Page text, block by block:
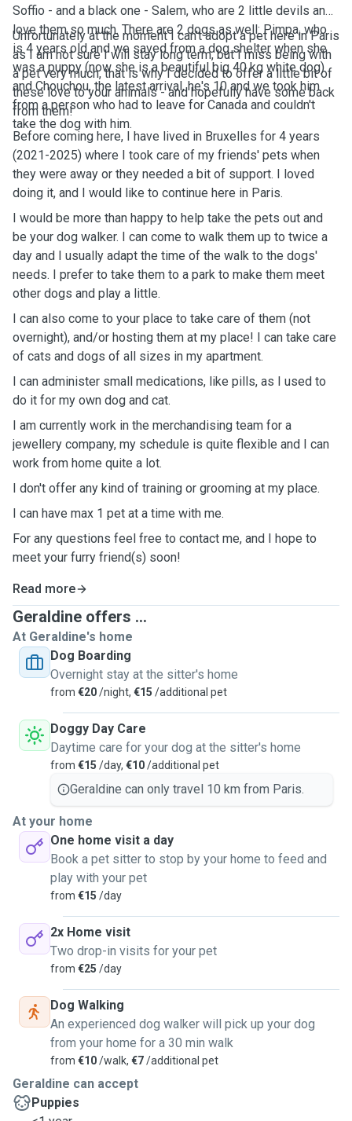
Soffio - and a black one - Salem, who are 2 little devils and I
love them so much. There are 2 dogs as well: Pimpa, who
is 4 years old and we saved from a dog shelter when she
was a puppy (now she is a beautiful big 40 kg white dog)
and Chouchou, the latest arrival, he's 10 and we took him
from a person who had to leave for Canada and couldn't
take the dog with him.
Unfortunately at the moment I can't adopt a pet here in Paris
as I am not sure I will stay long term, but I miss being with
a pet very much, that is why I decided to offer a little bit of
these love to your animals - and hopefully have some back
from them!
Before coming here, I have lived in Bruxelles for 4 years
(2021-2025) where I took care of my friends' pets when
they were away or they needed a bit of support. I loved
doing it, and I would like to continue here in Paris.
I would be more than happy to help take the pets out and
be your dog walker. I can come to walk them up to twice a
day and I usually adapt the time of the walk to the dogs'
needs. I prefer to take them to a park to make them meet
other dogs and play a little.
I can also come to your place to take care of them (not
overnight), and/or hosting them at my place! I can take care
of cats and dogs of all sizes in my apartment.
I can administer small medications, like pills, as I used to
do it for my own dog and cat.
I am currently work in the merchandising team for a
jewellery company, my schedule is quite flexible and I can
work from home quite a lot.
I don't offer any kind of training or grooming at my place.
I can have max 1 pet at a time with me.
For any questions feel free to contact me, and I hope to
meet your furry friend(s) soon!
Read more
Geraldine offers ...
At Geraldine's home
Dog Boarding
Overnight stay at the sitter's home
from €20/night, €15 /additional pet
Doggy Day Care
Daytime care for your dog at the sitter's home
from €15 /day, €10/additional pet
Geraldine can only travel 10 km from Paris.
At your home
One home visit a day
Book a pet sitter to stop by your home to feed and
play with your pet
from €15 /day
2x Home visit
Two drop-in visits for your pet
from €25 /day
Dog Walking
An experienced dog walker will pick up your dog
from your home for a 30 min walk
from €10/walk, €7/additional pet
Geraldine can accept
Puppies